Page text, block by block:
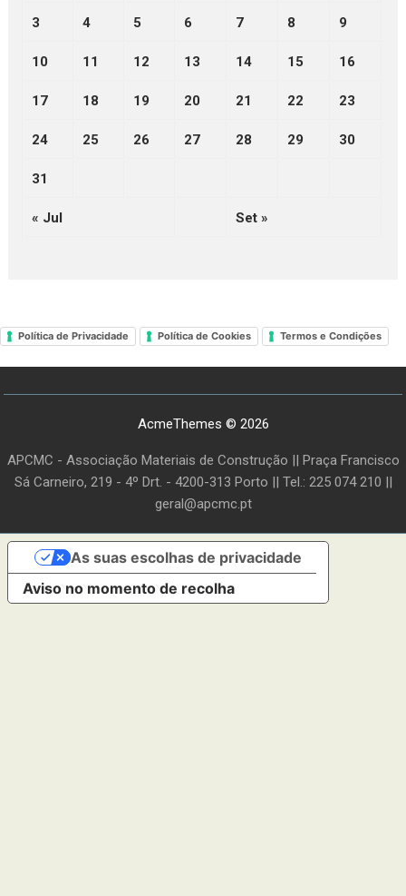
3 4 5 6 7 8 9
10 11 12 13 14 15 16
17 18 19 20 21 22 23
24 25 26 27 28 29 30
31
« Jul Set »
Política de Privacidade Política de Cookies Termos e Condições
AcmeThemes © 2026
APCMC - Associação Materiais de Construção || Praça Francisco
Sá Carneiro, 219 - 4º Drt. - 4200-313 Porto || Tel.: 225 074 210 ||
geral@apcmc.pt
Aviso no momento de recolha
As suas escolhas de privacidade